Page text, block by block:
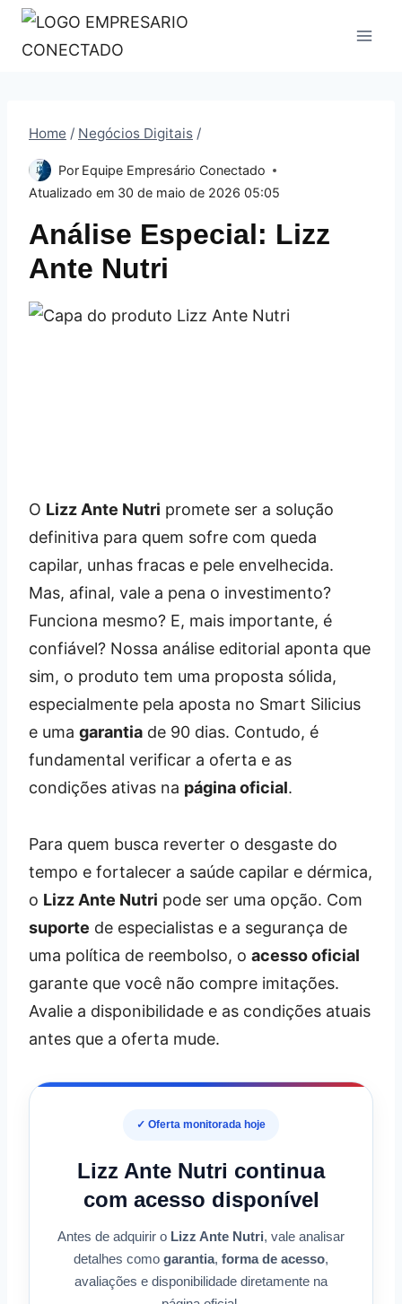
Pular
para
Home / Negócios Digitais /
Por Equipe Empresário Conectado
Atualizado em 30 de maio de 2026 05:05
Análise Especial: Lizz
Ante Nutri
O Lizz Ante Nutri promete ser a solução
definitiva para quem sofre com queda
capilar, unhas fracas e pele envelhecida.
Mas, afinal, vale a pena o investimento?
Funciona mesmo? E, mais importante, é
confiável? Nossa análise editorial aponta que
sim, o produto tem uma proposta sólida,
especialmente pela aposta no Smart Silicius
e uma garantia de 90 dias. Contudo, é
fundamental verificar a oferta e as
condições ativas na página oficial.
Para quem busca reverter o desgaste do
tempo e fortalecer a saúde capilar e dérmica,
o Lizz Ante Nutri pode ser uma opção. Com
suporte de especialistas e a segurança de
uma política de reembolso, o acesso oficial
garante que você não compre imitações.
Avalie a disponibilidade e as condições atuais
antes que a oferta mude.
✓ Oferta monitorada hoje
Lizz Ante Nutri continua
com acesso disponível
Antes de adquirir o Lizz Ante Nutri, vale analisar
detalhes como garantia, forma de acesso,
avaliações e disponibilidade diretamente na